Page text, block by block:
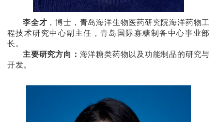
李全才 ，博士，青岛海洋生物医药研究院海洋药物工
程技术研究中心副主任，青岛国际寡糖制备中心事业部
长。
主要研究方向： 海洋糖类药物以及功能制品的研究与
开发。